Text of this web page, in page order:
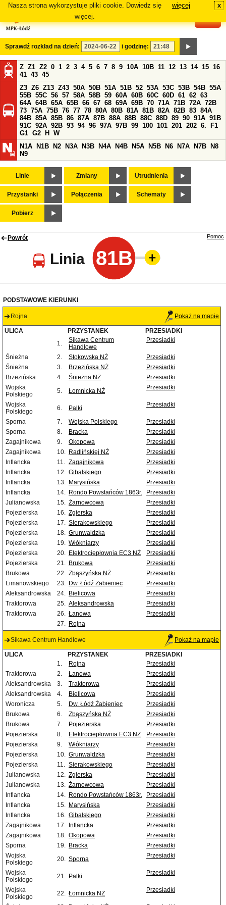
Nasza strona wykorzystuje pliki cookie. Dowiedz się
więcej.
więcej x
Sprawdź rozkład na dzień: i godzinę:
Z Z1 Z2 0 1 2 3 4 5 6 7 8 9 10A 10B 11 12 13 14 15 16
41 43 45
Z3 Z6 Z13 Z43 50A 50B 51A 51B 52 53A 53C 53B 54B 55A
55B 55C 56 57 58A 58B 59 60A 60B 60C 60D 61 62 63
64A 64B 65A 65B 66 67 68 69A 69B 70 71A 71B 72A 72B
73 75A 75B 76 77 78 80A 80B 81A 81B 82A 82B 83 84A
84B 85A 85B 86 87A 87B 88A 88B 88C 88D 89 90 91A 91B
91C 92A 92B 93 94 96 97A 97B 99 100 101 201 202 6.
F1
G1 G2 H
W
N1A
N1B N2 N3A N3B N4A N4B N5A N5B N6 N7A N7B
N8
N9
Linie Zmiany Utrudnienia
Przystanki Połączenia Schematy
Pobierz
Powrót
Linia 81B
Pomoc
PODSTAWOWE KIERUNKI
Rojna Pokaż na mapie
ULICA PRZYSTANEK
PRZESIADKI
1.
Sikawa Centrum
Handlowe
Przesiadki
Śnieżna 2. Stokowska NŻ
Przesiadki
Śnieżna
3. Brzezińska NŻ
Przesiadki
Brzezińska
4. Śnieżna NŻ
Przesiadki
Wojska
Polskiego
5. Łomnicka NŻ Przesiadki
Wojska
Polskiego
6. Palki Przesiadki
Sporna 7. Wojska Polskiego
Przesiadki
Sporna
8. Bracka
Przesiadki
Zagajnikowa
9. Okopowa
Przesiadki
Zagajnikowa
10. Radlińskiej NŻ
Przesiadki
Inflancka
11. Zagajnikowa
Przesiadki
Inflancka
12. Gibalskiego
Przesiadki
Inflancka
13. Marysińska
Przesiadki
Inflancka
14. Rondo Powstańców 1863r.
Przesiadki
Julianowska
15. Żarnowcowa
Przesiadki
Pojezierska
16. Zgierska
Przesiadki
Pojezierska
17. Sierakowskiego
Przesiadki
Pojezierska
18. Grunwaldzka
Przesiadki
Pojezierska
19. Włókniarzy
Przesiadki
Pojezierska
20. Elektrociepłownia EC3 NŻ
Przesiadki
Pojezierska
21. Brukowa
Przesiadki
Brukowa
22. Zbąszyńska NŻ
Przesiadki
Limanowskiego
23. Dw. Łódź Żabieniec
Przesiadki
Aleksandrowska
24. Bielicowa
Przesiadki
Traktorowa
25. Aleksandrowska
Przesiadki
Traktorowa
26. Łanowa
Przesiadki
27. Rojna
Sikawa Centrum Handlowe Pokaż na mapie
ULICA PRZYSTANEK
PRZESIADKI
1.
Rojna
Przesiadki
Traktorowa
2. Łanowa
Przesiadki
Aleksandrowska
3. Traktorowa
Przesiadki
Aleksandrowska
4. Bielicowa
Przesiadki
Woronicza
5. Dw. Łódź Żabieniec
Przesiadki
Brukowa
6. Zbąszyńska NŻ
Przesiadki
Brukowa
7. Pojezierska
Przesiadki
Pojezierska
8. Elektrociepłownia EC3 NŻ
Przesiadki
Pojezierska
9. Włókniarzy
Przesiadki
Pojezierska
10. Grunwaldzka
Przesiadki
Pojezierska
11. Sierakowskiego
Przesiadki
Julianowska
12. Zgierska
Przesiadki
Julianowska
13. Żarnowcowa
Przesiadki
Inflancka
14. Rondo Powstańców 1863r.
Przesiadki
Inflancka
15. Marysińska
Przesiadki
Inflancka
16. Gibalskiego
Przesiadki
Zagajnikowa
17. Inflancka
Przesiadki
Zagajnikowa
18. Okopowa
Przesiadki
Sporna
19. Bracka
Przesiadki
Wojska
Polskiego
20. Sporna Przesiadki
Wojska
Polskiego
21. Palki Przesiadki
Wojska
Polskiego
22. Łomnicka NŻ Przesiadki